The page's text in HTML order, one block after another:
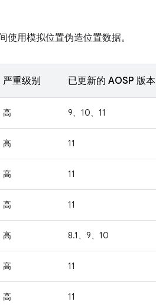
用模拟位置伪造位置数据。
严重级别 已更新的 AOSP 版本
高 9、10、11
高 11
高 11
高 11
高 8.1、9、10
高 11
高 11